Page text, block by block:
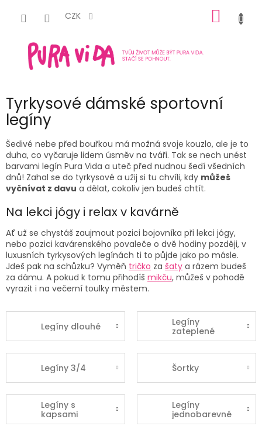
CZK
KOŠÍK
Tyrkysové dámské sportovní
legíny
Šedivé nebe před bouřkou má možná svoje kouzlo, ale je to
duha, co vyčaruje lidem úsměv na tváři. Tak se nech unést
barvami legín Pura Vida a uteč před nudnou šedí všedních
dnů! Zahal se do tyrkysové a užij si tu chvíli, kdy můžeš
vyčnívat z davu a dělat, cokoliv jen budeš chtít.
Na lekci jógy i relax v kavárně
Ať už se chystáš zaujmout pozici bojovníka při lekci jógy,
nebo pozici kavárenského povaleče o dvě hodiny později, v
luxusních tyrkysových legínách ti to půjde jako po másle.
Jdeš pak na schůzku? Vyměň tričko za šaty a rázem budeš
za dámu. A pokud k tomu přihodíš mikču, můžeš v pohodě
vyrazit i na večerní toulky městem.
Legíny dlouhé
Legíny
zateplené
Legíny 3/4 Šortky
Legíny s
kapsami
Legíny
jednobarevné